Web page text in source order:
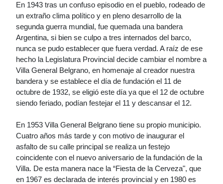
En 1943 tras un confuso episodio en el pueblo, rodeado de
un extraño clima político y en pleno desarrollo de la
segunda guerra mundial, fue quemada una bandera
Argentina, si bien se culpo a tres internados del barco,
nunca se pudo establecer que fuera verdad. A raíz de ese
hecho la Legislatura Provincial decide cambiar el nombre a
Villa General Belgrano, en homenaje al creador nuestra
bandera y se establece el día de fundación el 11 de
octubre de 1932, se eligió este día ya que el 12 de octubre
siendo feriado, podían festejar el 11 y descansar el 12.
En 1953 Villa General Belgrano tiene su propio municipio.
Cuatro años más tarde y con motivo de inaugurar el
asfalto de su calle principal se realiza un festejo
coincidente con el nuevo aniversario de la fundación de la
Villa. De esta manera nace la “Fiesta de la Cerveza", que
en 1967 es declarada de interés provincial y en 1980 es